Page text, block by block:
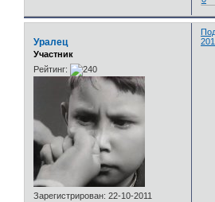
Уралец
Участник
Рейтинг:
Зарегистрирован: 22-10-2011